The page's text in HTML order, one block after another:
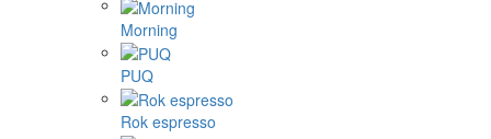
Morning
PUQ
Rok espresso